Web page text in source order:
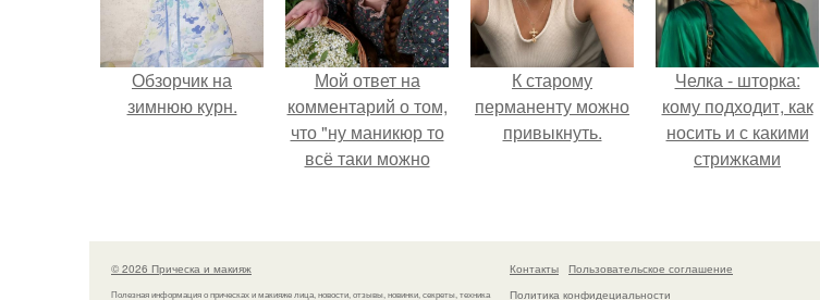
Обзорчик на
зимнюю курн.
Мой ответ на
комментарий о том,
что "ну маникюр то
всё таки можно
К старому
перманенту можно
привыкнуть.
Челка - шторка:
кому подходит, как
носить и с какими
стрижками
© 2026 Прическа и макияж
Полезная информация о прическах и макияже лица, новости, отзывы, новинки, секреты, техника
Контакты
Пользовательское соглашение
Политика конфидециальности